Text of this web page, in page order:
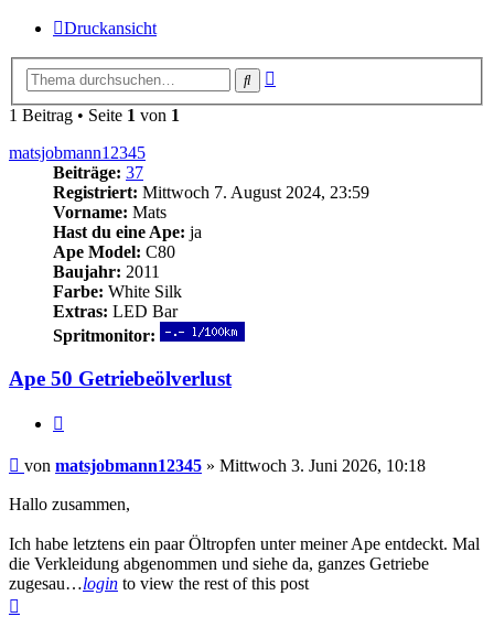
Druckansicht
Suche
1 Beitrag • Seite 1 von 1
matsjobmann12345
Beiträge: 37
Registriert: Mittwoch 7. August 2024, 23:59
Vorname: Mats
Hast du eine Ape: ja
Ape Model: C80
Baujahr: 2011
Farbe: White Silk
Extras: LED Bar
Spritmonitor:
Ape 50 Getriebeölverlust
Beitrag
von matsjobmann12345 » Mittwoch 3. Juni 2026, 10:18
Hallo zusammen,
Ich habe letztens ein paar Öltropfen unter meiner Ape entdeckt. Mal
die Verkleidung abgenommen und siehe da, ganzes Getriebe
zugesau…login to view the rest of this post